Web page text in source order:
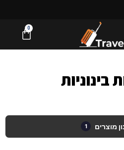
0
בינוניות
מוצרים 1